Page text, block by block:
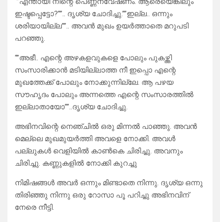
ഇഷ്ടപ്പെട്ടോ?””.. ദൃശ്യ ചോദിച്ചു.””ഇല്ല.. ഒന്നും
ശരിയായില്ല””.. അവൻ മുഖം ഉയർത്താതെ മറുപടി
പറഞ്ഞു.
“”അഭീ.. എന്റെ അഴകളവുകളെ പോലും പുകഴ്ത്തി
സംസാരിക്കാൻ മടിയില്ലാത്ത നീ ഇപ്പൊ എന്റെ
മുഖത്തേക്ക് പോലും നോക്കുന്നില്ലേ. ആ പഴയ
സൗഹൃദം പോലും അന്നത്തെ എന്റെ സംസാരത്തിൽ
ഇല്ലാതായോ””..ദൃശ്യ ചോദിച്ചു.
അഭിനവിന്റെ നെഞ്ചിൽ ഒരു മിന്നൽ പാഞ്ഞു. അവൻ
മെല്ലെ മുഖമുയർത്തി അവളെ നോക്കി. അവൾ
പല്ലുകൾ വെളിയിൽ കാൺകെ ചിരിച്ചു. അവനും
ചിരിച്ചു. കണ്ണുകളിൽ നോക്കി കുറച്ചു
നിമിഷങ്ങൾ അവർ ഒന്നും മിണ്ടാതെ നിന്നു. ദൃശ്യ ഒന്നു
തിരിഞ്ഞു നിന്നു ഒരു റോസാ പൂ പറിച്ചു അഭിനവിന്
നേരെ നീട്ടി.